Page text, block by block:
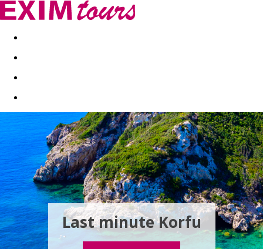
Akční nabídky Last minute
Last minute Korfu